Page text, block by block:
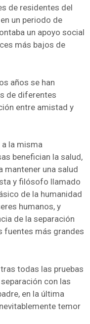
de residentes del
un periodo de
un apoyo social
más bajos de
años se han
de diferentes
entre amistad y
la misma
benefician la salud,
mantener una salud
y filósofo llamado
de la humanidad
humanos, y
de la separación
fuentes más grandes
todas las pruebas
con las
en la última
temor